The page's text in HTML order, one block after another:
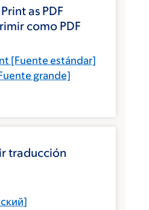
as PDF
como PDF
[Fuente estándar]
grande]
traducción
]